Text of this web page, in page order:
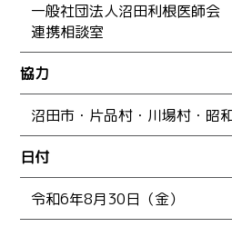
一般社団法人沼田利根医師
連携相談室
協力
沼田市・片品村・川場村・昭
日付
令和6年8月30日（金）